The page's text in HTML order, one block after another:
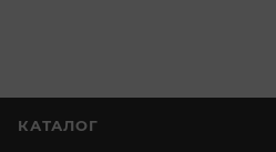
КАТАЛОГ